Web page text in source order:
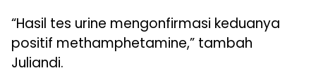
“Hasil tes urine mengonfirmasi keduanya
positif methamphetamine,” tambah
Juliandi.